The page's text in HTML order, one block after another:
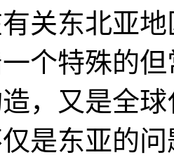
关东北亚
个特殊的
，又是全
是东亚的